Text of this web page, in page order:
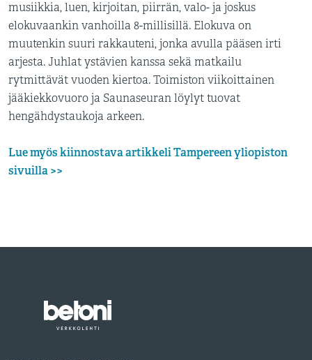
musiikkia, luen, kirjoitan, piirrän, valo- ja joskus
elokuvaankin vanhoilla 8-millisillä. Elokuva on
muutenkin suuri rakkauteni, jonka avulla pääsen irti
arjesta. Juhlat ystävien kanssa sekä matkailu
rytmittävät vuoden kiertoa. Toimiston viikoittainen
jääkiekkovuoro ja Saunaseuran löylyt tuovat
hengähdystaukoja arkeen.
Lue myös kiinnostava artikkeli Tampereen yliopiston
sivuilla >>